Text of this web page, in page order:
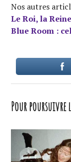
Nos autres
Le Roi, la
Blue Room :
Pour poursuivre